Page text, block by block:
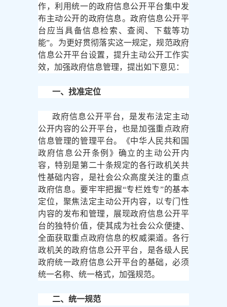
作，利用统一的政府信息公开平台集中发
布主动公开的政府信息。政府信息公开平
台应当具备信息检索、查阅、下载等功
能”。为更好贯彻落实这一规定，规范政府
信息公开平台设置，提升主动公开工作实
效，加强政府信息管理，提出如下意见：
一、找准定位
政府信息公开平台，是发布法定主动
公开内容的公开平台，也是加强重点政府
信息管理的管理平台。《中华人民共和国
政府信息公开条例》确立的主动公开内
容，特别是第二十条规定的各行政机关共
性基础内容，是社会公众高度关注的重点
政府信息。要牢牢把握“专栏姓专”的基本
定位，聚焦法定主动公开内容，以专门性
内容的发布和管理，展现政府信息公开平
台的独特价值，使其成为社会公众便捷、
全面获取重点政府信息的权威渠道。各行
政机关的政府信息公开平台，是各级人民
政府统一政府信息公开平台的基础，必须
统一名称、统一格式，加强规范。
二、统一规范